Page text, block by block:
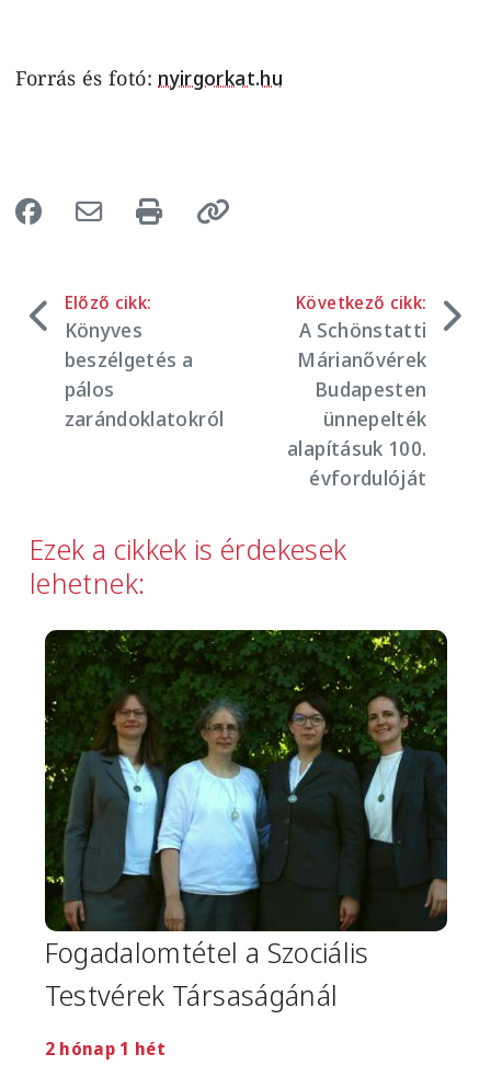
Forrás és fotó: nyirgorkat.hu
Előző cikk:
Könyves
beszélgetés a
pálos
zarándoklatokról
Következő cikk:
A Schönstatti
Márianővérek
Budapesten
ünnepelték
alapításuk 100.
évfordulóját
Ezek a cikkek is érdekesek
lehetnek:
Image
Fogadalomtétel a Szociális
Testvérek Társaságánál
2 hónap 1 hét